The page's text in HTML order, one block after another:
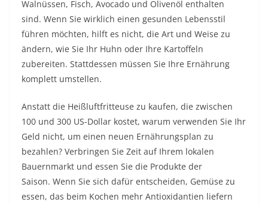
Walnüssen, Fisch, Avocado und Olivenöl enthalten
sind. Wenn Sie wirklich einen gesunden Lebensstil
führen möchten, hilft es nicht, die Art und Weise zu
ändern, wie Sie Ihr Huhn oder Ihre Kartoffeln
zubereiten. Stattdessen müssen Sie Ihre Ernährung
komplett umstellen.
Anstatt die Heißluftfritteuse zu kaufen, die zwischen
100 und 300 US-Dollar kostet, warum verwenden Sie Ihr
Geld nicht, um einen neuen Ernährungsplan zu
bezahlen? Verbringen Sie Zeit auf Ihrem lokalen
Bauernmarkt und essen Sie die Produkte der
Saison. Wenn Sie sich dafür entscheiden, Gemüse zu
essen, das beim Kochen mehr Antioxidantien liefern